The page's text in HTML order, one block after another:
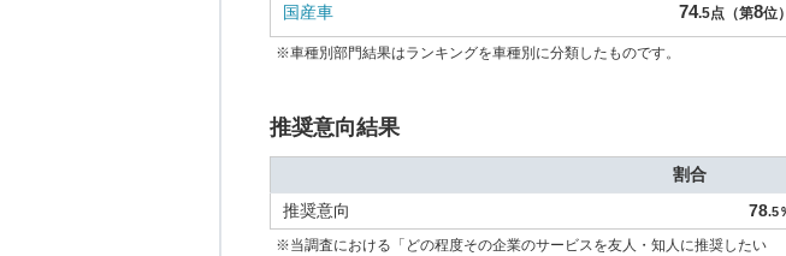
国産車 74.5点（第8位）
※車種別部門結果はランキングを車種別に分類したものです。
推奨意向結果
割合
推奨意向
78.5
※当調査における「どの程度その企業のサービスを友人・知人に推奨したい